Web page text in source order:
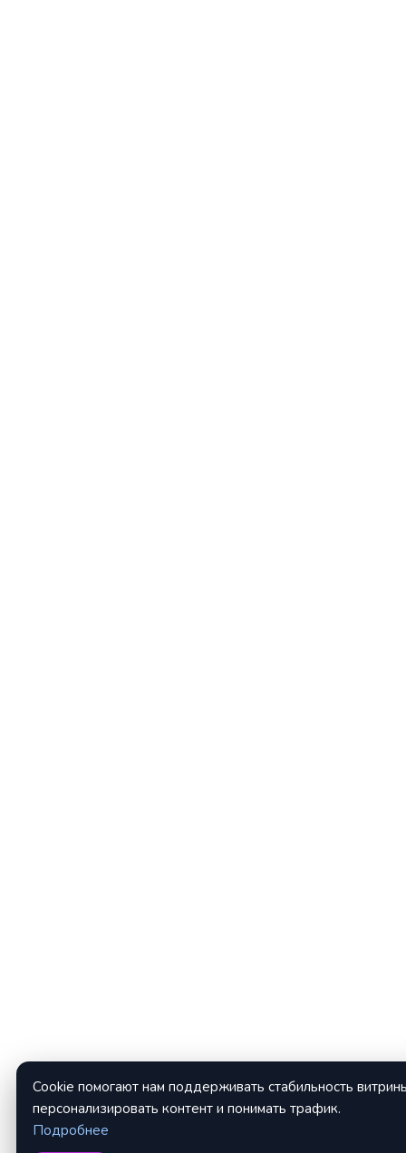
Cookie помогают нам поддерживать стабильность
персонализировать контент и понимать трафик.
Подробнее